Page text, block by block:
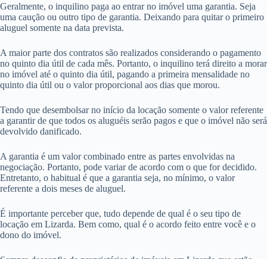
Geralmente, o inquilino paga ao entrar no imóvel uma garantia. Seja
uma caução ou outro tipo de garantia. Deixando para quitar o primeiro
aluguel somente na data prevista.
A maior parte dos contratos são realizados considerando o pagamento
no quinto dia útil de cada mês. Portanto, o inquilino terá direito a morar
no imóvel até o quinto dia útil, pagando a primeira mensalidade no
quinto dia útil ou o valor proporcional aos dias que morou.
Tendo que desembolsar no início da locação somente o valor referente
a garantir de que todos os aluguéis serão pagos e que o imóvel não será
devolvido danificado.
A garantia é um valor combinado entre as partes envolvidas na
negociação. Portanto, pode variar de acordo com o que for decidido.
Entretanto, o habitual é que a garantia seja, no mínimo, o valor
referente a dois meses de aluguel.
É importante perceber que, tudo depende de qual é o seu tipo de
locação em Lizarda. Bem como, qual é o acordo feito entre você e o
dono do imóvel.